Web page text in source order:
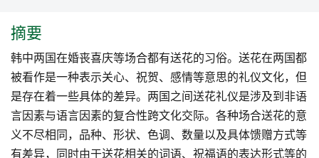
摘要
韩中两国在婚丧喜庆等场合都有送花的习俗。送花在两国都
被看作是一种表示关心、祝贺、感情等意思的礼仪文化，但
是存在着一些具体的差异。两国之间送花礼仪是涉及到非语
言因素与语言因素的复合性跨文化交际。各种场合送花的意
义不尽相同，品种、形状、色调、数量以及具体馈赠方式等
有差异，同时由于送花相关的词语、祝福语的表达形式等的